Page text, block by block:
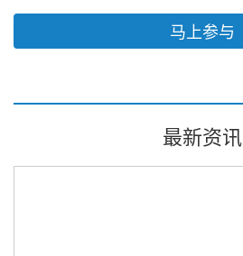
马上参与
最新资讯